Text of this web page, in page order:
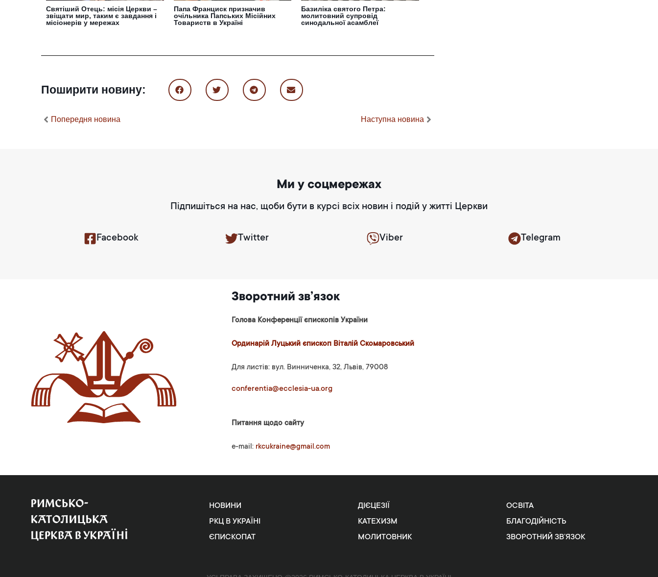
Святіший Отець: місія Церкви –
звіщати мир, таким є завдання і
місіонерів у мережах
Папа Франциск призначив
очільника Папських Місійних
Товариств в Україні
Базиліка святого Петра:
молитовний супровід
синодальної асамблеї
Поширити новину:
Попередня новина Наступна новина
Ми у соцмережах
Підпишіться на нас, щоби бути в курсі всіх новин і подій у житті Церкви
Facebook Twitter Viber Telegram
Зворотний зв’язок
Голова Конференції єпископів України
Ординарій Луцький єпископ Віталій Скомаровський
Для листів: вул. Винниченка, 32, Львів, 79008
conferentia@ecclesia-ua.org
Питання щодо сайту
e-mail: rkcukraine@gmail.com
НОВИНИ
РКЦ В УКРАЇНІ
ЄПИСКОПАТ
ДІЄЦЕЗІЇ
КАТЕХИЗМ
МОЛИТОВНИК
ОСВІТА
БЛАГОДІЙНІСТЬ
ЗВОРОТНИЙ ЗВ’ЯЗОК